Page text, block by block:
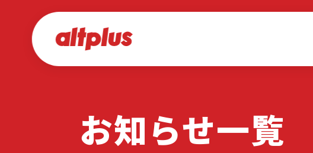
お知らせ一覧